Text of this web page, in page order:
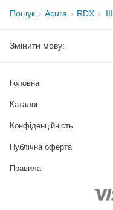
Пошук Acura RDX III
Змінити мову:
Головна
Каталог
Конфіденційність
Публічна оферта
Правила